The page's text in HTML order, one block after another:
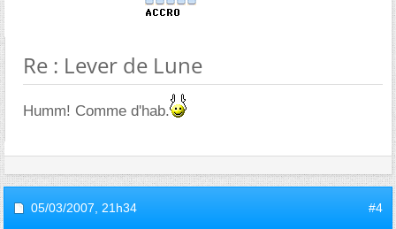
Re : Lever de Lune
Humm! Comme d'hab.
05/03/2007, 21h34 #4